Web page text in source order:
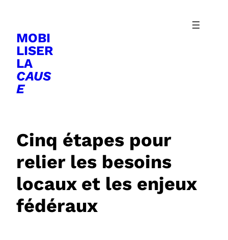
contenu
MOBI
LISER
LA
CAUS
E
Cinq étapes pour
relier les besoins
locaux et les enjeux
fédéraux